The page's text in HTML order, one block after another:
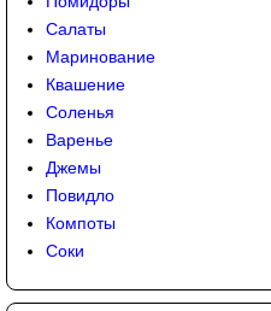
Салаты
Маринование
Квашение
Соленья
Варенье
Джемы
Повидло
Компоты
Соки